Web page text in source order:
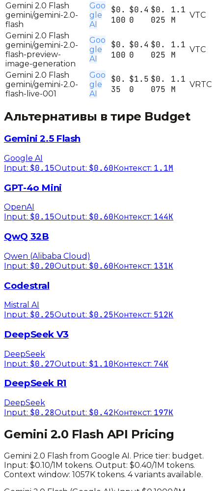
Gemini 2.0 Flash
gemini/gemini-2.0-
flash
Goo
gle
AI
$0.
100
$0.4
0
$0.
025
1.1
M
VTC
Gemini 2.0 Flash
gemini/gemini-2.0-
flash-preview-
image-generation
Goo
gle
AI
$0.
100
$0.4
0
$0.
025
1.1
M
VTC
Gemini 2.0 Flash
gemini/gemini-2.0-
flash-live-001
Goo
gle
AI
$0.
35
$1.5
0
$0.
075
1.1
M
VRTC
Альтернативы в тире Budget
Gemini 2.5 Flash
Google AI
Input: $0.15Output: $0.60Контекст: 1.1M
GPT-4o Mini
OpenAI
Input: $0.15Output: $0.60 Контекст: 144K
QwQ 32B
Qwen (Alibaba Cloud)
Input: $0.20Output: $0.60Контекст: 131K
Codestral
Mistral AI
Input: $0.25Output: $0.25 Контекст: 512K
DeepSeek V3
DeepSeek
Input: $0.27Output: $1.10Контекст: 74K
DeepSeek R1
DeepSeek
Input: $0.28Output: $0.42 Контекст: 197K
Gemini 2.0 Flash API Pricing
Gemini 2.0 Flash from Google AI. Price tier: budget.
Input: $0.10/1M tokens. Output: $0.40/1M tokens.
Context window: 1057K tokens. 4 variants available.